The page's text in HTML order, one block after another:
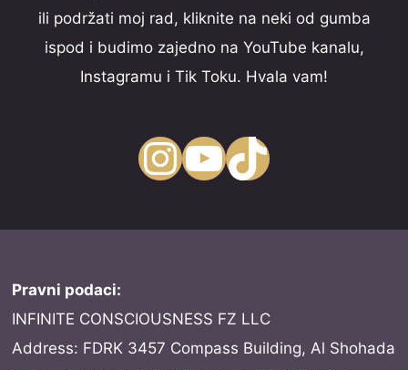
ili podržati moj rad, kliknite na neki od gumba
ispod i budimo zajedno na YouTube kanalu,
Instagramu i Tik Toku. Hvala vam!
InstagramYouTube TikTok
Pravni podaci:
INFINITE CONSCIOUSNESS FZ LLC
Address: FDRK 3457 Compass Building, Al Shohada